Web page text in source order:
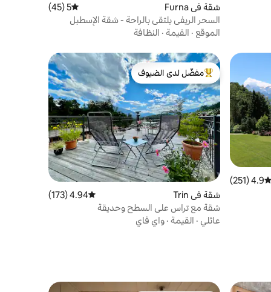
شقة في Furna متوسط التقييم 5 من 5، 45 مراجعات
5 (45)
السحر الريفي يلتقي بالراحة - شقة الإسطبل
الموقع · القيمة · النظافة
متوسط التقييم 4.9 من 5، 251 مراجعات
4.9 (251)
من أبرز البيوت المفضّلة لدى الضيوف
مفضّل لدى الضيوف
شقة في Trin متوسط التقييم 4.94 من 5، 173 مراجعات
4.94 (173)
شقة مع تراس على السطح وحديقة
عائلي · القيمة · واي فاي